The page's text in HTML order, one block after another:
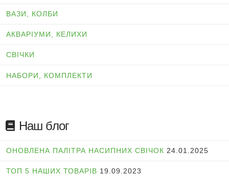
ВАЗИ, КОЛБИ
АКВАРІУМИ, КЕЛИХИ
СВІЧКИ
НАБОРИ, КОМПЛЕКТИ
Наш блог
ОНОВЛЕНА ПАЛІТРА НАСИПНИХ СВІЧОК 24.01.2025
ТОП 5 НАШИХ ТОВАРІВ 19.09.2023